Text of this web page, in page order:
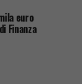
euro
Finanza